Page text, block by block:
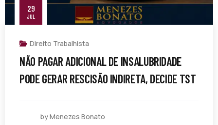
29
JUL
Direito Trabalhista
NÃO PAGAR ADICIONAL DE INSALUBRIDADE
PODE GERAR RESCISÃO INDIRETA, DECIDE TST
by Menezes Bonato